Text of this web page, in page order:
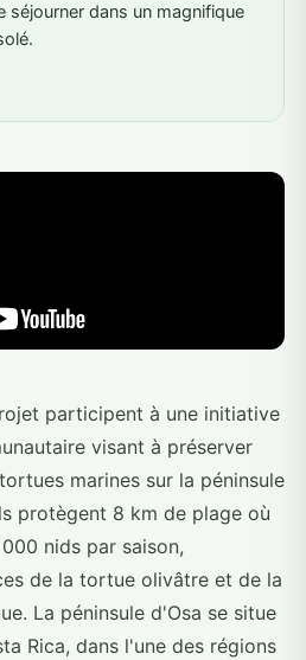
séjourner dans un magnifique
participent à une initiative
visant à préserver
marines sur la péninsule
protègent 8 km de plage où
nids par saison,
de la tortue olivâtre et de la
La péninsule d'Osa se situe
Rica, dans l'une des régions